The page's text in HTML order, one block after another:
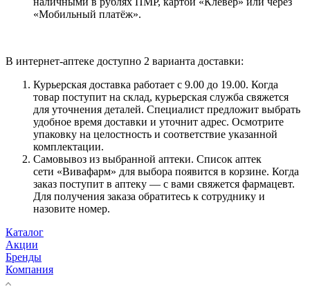
«Мобильный платёж».
В интернет-аптеке доступно 2 варианта доставки:
Курьерская доставка работает с 9.00 до 19.00. Когда
товар поступит на склад, курьерская служба свяжется
для уточнения деталей. Специалист предложит выбрать
удобное время доставки и уточнит адрес. Осмотрите
упаковку на целостность и соответствие указанной
комплектации.
Самовывоз из выбранной аптеки. Список аптек
сети «Вивафарм» для выбора появится в корзине. Когда
заказ поступит в аптеку — с вами свяжется фармацевт.
Для получения заказа обратитесь к сотруднику и
назовите номер.
Каталог
Акции
Бренды
Компания